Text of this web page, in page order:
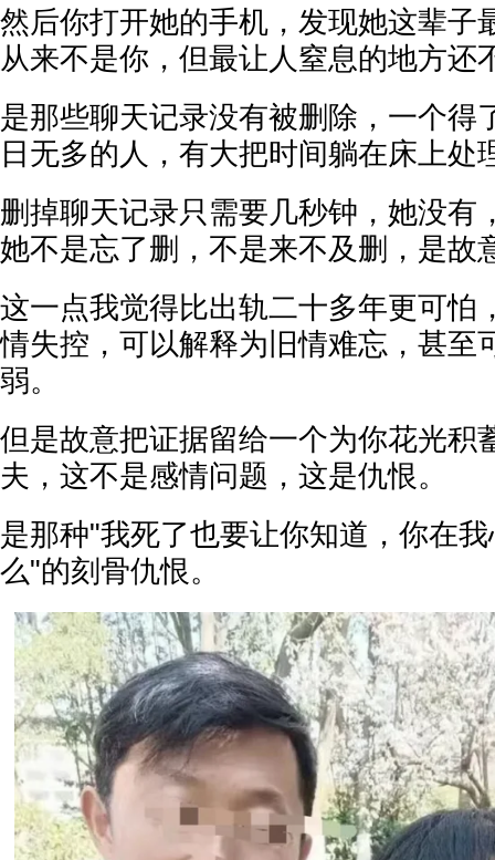
然后你打开她的手机，发现她这辈子
从来不是你，但最让人窒息的地方还
是那些聊天记录没有被删除，一个得
日无多的人，有大把时间躺在床上处
删掉聊天记录只需要几秒钟，她没有
她不是忘了删，不是来不及删，是故
这一点我觉得比出轨二十多年更可怕
情失控，可以解释为旧情难忘，甚至
弱。
但是故意把证据留给一个为你花光积
夫，这不是感情问题，这是仇恨。
是那种"我死了也要让你知道，你在
么"的刻骨仇恨。